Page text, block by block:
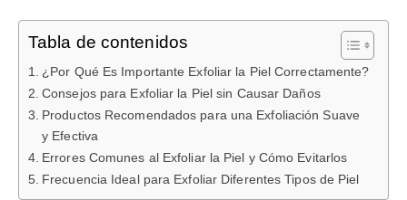
Tabla de contenidos
¿Por Qué Es Importante Exfoliar la Piel Correctamente?
Consejos para Exfoliar la Piel sin Causar Daños
Productos Recomendados para una Exfoliación Suave
y Efectiva
Errores Comunes al Exfoliar la Piel y Cómo Evitarlos
Frecuencia Ideal para Exfoliar Diferentes Tipos de Piel